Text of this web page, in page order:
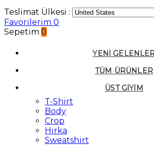
Teslimat Ülkesi :
Favorilerim 0
Sepetim 0
YENI
TÜM ÜRÜNLER
ÜST GIYIM
T-Shirt
Body
Crop
Hırka
Sweatshirt